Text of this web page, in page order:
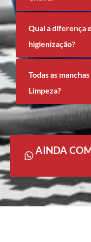
Qual a diferença
higienização?
Todas as
Limpeza?
AINDA